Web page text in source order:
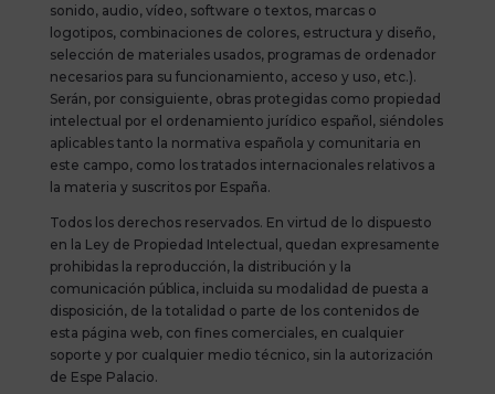
sonido, audio, vídeo, software o textos, marcas o
logotipos, combinaciones de colores, estructura y diseño,
selección de materiales usados, programas de ordenador
necesarios para su funcionamiento, acceso y uso, etc.).
Serán, por consiguiente, obras protegidas como propiedad
intelectual por el ordenamiento jurídico español, siéndoles
aplicables tanto la normativa española y comunitaria en
este campo, como los tratados internacionales relativos a
la materia y suscritos por España.
Todos los derechos reservados. En virtud de lo dispuesto
en la Ley de Propiedad Intelectual, quedan expresamente
prohibidas la reproducción, la distribución y la
comunicación pública, incluida su modalidad de puesta a
disposición, de la totalidad o parte de los contenidos de
esta página web, con fines comerciales, en cualquier
soporte y por cualquier medio técnico, sin la autorización
de Espe Palacio.